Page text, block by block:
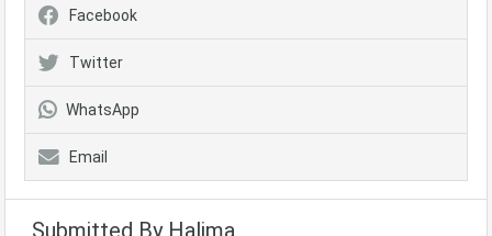
Facebook
Twitter
WhatsApp
Email